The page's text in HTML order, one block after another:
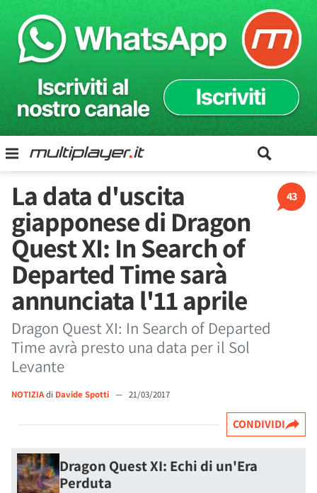
43
La data d'uscita
giapponese di Dragon
Quest XI: In Search of
Departed Time sarà
annunciata l'11 aprile
Dragon Quest XI: In Search of Departed
Time avrà presto una data per il Sol
Levante
NOTIZIAdi Davide Spotti — 21/03/2017
CONDIVIDI
Dragon Quest XI: Echi di un'Era
Perduta